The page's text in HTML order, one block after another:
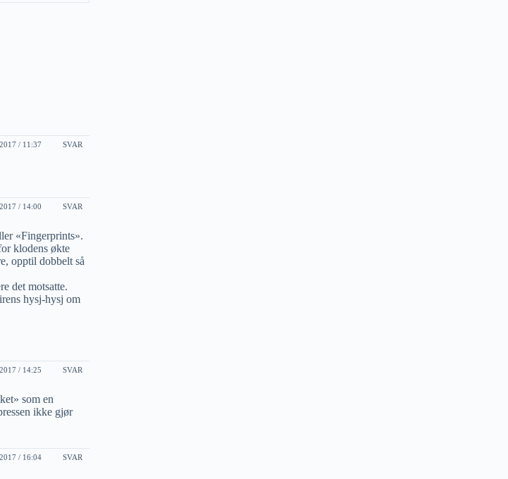
/ 11:37 SVAR
/ 14:00 SVAR
«Fingerprints».
klodens økte
opptil dobbelt så
det motsatte.
hysj-hysj om
/ 14:25 SVAR
som en
ikke gjør
/ 16:04 SVAR